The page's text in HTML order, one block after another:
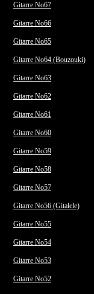
Gitarre No67
Gitarre No66
Gitarre No65
Gitarre No64 (Bouzouki)
Gitarre No63
Gitarre No62
Gitarre No61
Gitarre No60
Gitarre No59
Gitarre No58
Gitarre No57
Gitarre No56 (Gitalele)
Gitarre No55
Gitarre No54
Gitarre No53
Gitarre No52